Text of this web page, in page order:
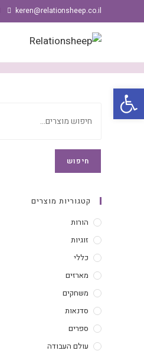
keren@relationsheep.co.il
חנות
חיפוש
קטגוריות מוצרים
הורות
זוגיות
כללי
מארזים
משחקים
סדנאות
ספרים
עולם העבודה
פתח סרגל נגישות